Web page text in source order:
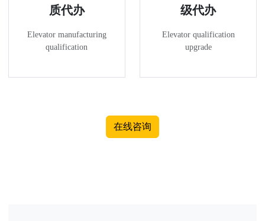
质代办
Elevator manufacturing
qualification
级代办
Elevator qualification
upgrade
在线咨询